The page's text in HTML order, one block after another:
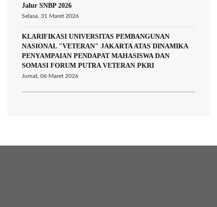
Jalur SNBP 2026
Selasa, 31 Maret 2026
KLARIFIKASI UNIVERSITAS PEMBANGUNAN
NASIONAL "VETERAN" JAKARTA ATAS DINAMIKA
PENYAMPAIAN PENDAPAT MAHASISWA DAN
SOMASI FORUM PUTRA VETERAN PKRI
Jumat, 06 Maret 2026